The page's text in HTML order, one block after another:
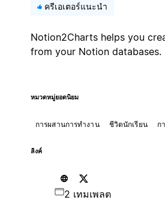
ครีเอเตอร์แนะนำ
Notion2Charts helps you
from your Notion databases.
หมวดหมู่ยอดนิยม
การผสานการทำงาน ชีวิตนักเรียน ก
ลิงค์
2 เทมเพลต